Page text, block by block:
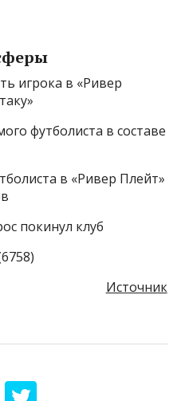
игрока в «Ривер
футболиста в составе
в «Ривер Плейт»
покинул клуб
Источник